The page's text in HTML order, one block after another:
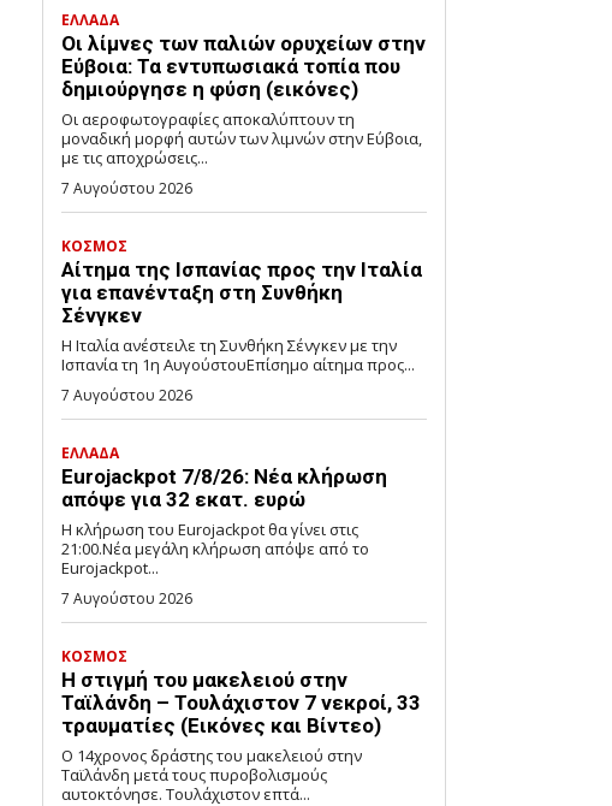
ΕΛΛΑΔΑ
Οι λίμνες των παλιών ορυχείων στην
Εύβοια: Τα εντυπωσιακά τοπία που
δημιούργησε η φύση (εικόνες)
Οι αεροφωτογραφίες αποκαλύπτουν τη
μοναδική μορφή αυτών των λιμνών στην Εύβοια,
με τις αποχρώσεις...
7 Αυγούστου 2026
ΚΟΣΜΟΣ
Αίτημα της Ισπανίας προς την Ιταλία
για επανένταξη στη Συνθήκη
Σένγκεν
Η Ιταλία ανέστειλε τη Συνθήκη Σένγκεν με την
Ισπανία τη 1η ΑυγούστουΕπίσημο αίτημα προς...
7 Αυγούστου 2026
ΕΛΛΑΔΑ
Eurojackpot 7/8/26: Νέα κλήρωση
απόψε για 32 εκατ. ευρώ
Η κλήρωση του Eurojackpot θα γίνει στις
21:00.Νέα μεγάλη κλήρωση απόψε από το
Eurojackpot...
7 Αυγούστου 2026
ΚΟΣΜΟΣ
Η στιγμή του μακελειού στην
Ταϊλάνδη – Τουλάχιστον 7 νεκροί, 33
τραυματίες (Εικόνες και Βίντεο)
Ο 14χρονος δράστης του μακελειού στην
Ταϊλάνδη μετά τους πυροβολισμούς
αυτοκτόνησε. Τουλάχιστον επτά...